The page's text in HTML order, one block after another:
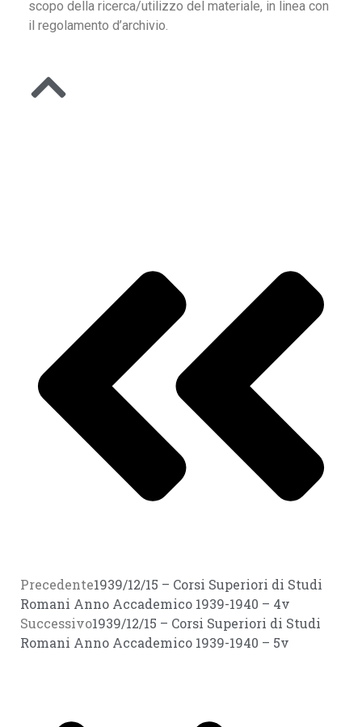
scopo della ricerca/utilizzo del materiale, in linea con
il regolamento d’archivio.
Precedente1939/12/15 – Corsi Superiori di Studi
Romani Anno Accademico 1939-1940 – 4v
Successivo1939/12/15 – Corsi Superiori di Studi
Romani Anno Accademico 1939-1940 – 5v